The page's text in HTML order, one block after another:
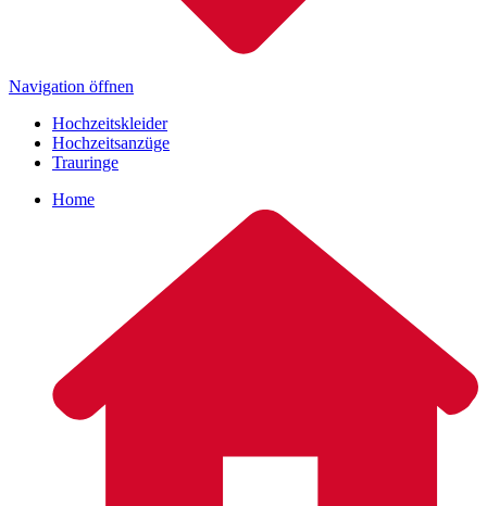
Navigation öffnen
Hochzeitskleider
Hochzeitsanzüge
Trauringe
Home